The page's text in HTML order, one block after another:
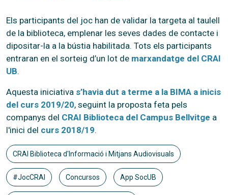
Els participants del joc han de validar la targeta al taulell
de la biblioteca, emplenar les seves dades de contacte i
dipositar-la a la bústia habilitada. Tots els participants
entraran en el sorteig d’un lot de marxandatge del CRAI
UB.
Aquesta iniciativa s’havia dut a terme a la BIMA a inicis
del curs 2019/20, seguint la proposta feta pels
companys del CRAI Biblioteca del Campus Bellvitge a
l'inici del curs 2018/19.
CRAI Biblioteca d'Informació i Mitjans Audiovisuals
#JocCRAI Concursos App SocUB